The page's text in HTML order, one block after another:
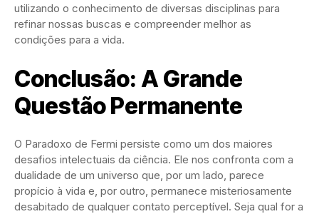
utilizando o conhecimento de diversas disciplinas para
refinar nossas buscas e compreender melhor as
condições para a vida.
Conclusão: A Grande
Questão Permanente
O Paradoxo de Fermi persiste como um dos maiores
desafios intelectuais da ciência. Ele nos confronta com a
dualidade de um universo que, por um lado, parece
propício à vida e, por outro, permanece misteriosamente
desabitado de qualquer contato perceptível. Seja qual for a